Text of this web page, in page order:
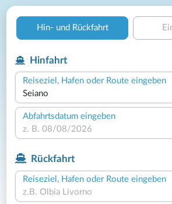
Hin- und Rückfahrt
Hinfahrt
Reiseziel, Hafen oder Route eingeben
Abfahrtsdatum eingeben
Rückfahrt
Reiseziel, Hafen oder Route eingeben